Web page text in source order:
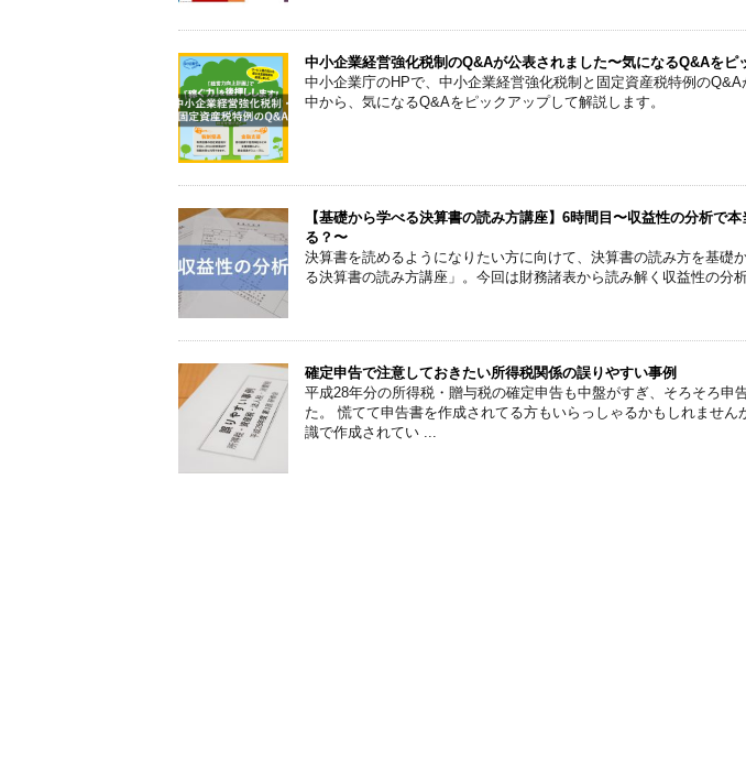
中小企業経営強化税制のQ&Aが公表されました〜気になるQ&Aをピ
中小企業庁のHPで、中小企業経営強化税制と固定資産税特例の
中から、気になるQ&Aをピックアップして解説します。
【基礎から学べる決算書の読み方講座】6時間目〜収益性の分析で
る？〜
決算書を読めるようになりたい方に向けて、決算書の読み方を基礎
る決算書の読み方講座」。今回は財務諸表から読み解く収益性の分
確定申告で注意しておきたい所得税関係の誤りやすい事例
平成28年分の所得税・贈与税の確定申告も中盤がすぎ、そろそろ申
た。 慌てて申告書を作成されてる方もいらっしゃるかもしれません
識で作成されてい ...